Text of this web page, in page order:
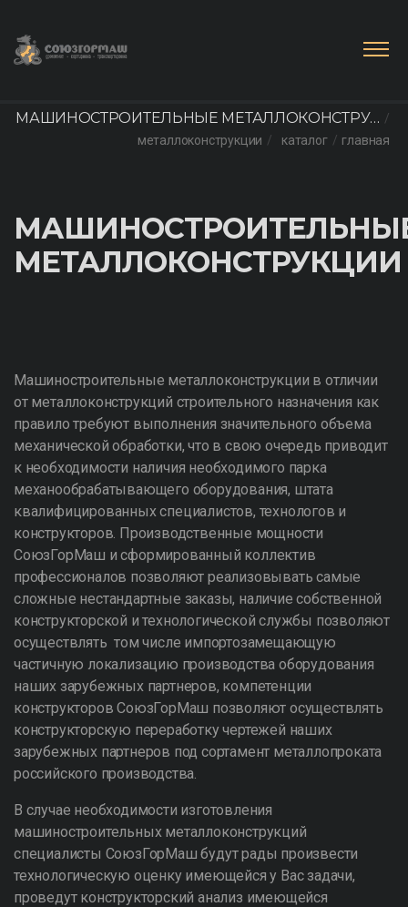
главная
каталог
металлоконструкции
МАШИНОСТРОИТЕЛЬНЫЕ МЕТАЛЛОКОНСТРУК
МЕТАЛЛОКОНСТРУКЦИИ
Машиностроительные металлоконструкции в отличии
от металлоконструкций строительного назначения как
правило требуют выполнения значительного объема
механической обработки, что в свою очередь приводит
к необходимости наличия необходимого парка
механообрабатывающего оборудования, штата
квалифицированных специалистов, технологов и
конструкторов. Производственные мощности
СоюзГорМаш и сформированный коллектив
профессионалов позволяют реализовывать самые
сложные нестандартные заказы, наличие собственной
конструкторской и технологической службы позволяют
осуществлять том числе импортозамещающую
частичную локализацию производства оборудования
наших зарубежных партнеров, компетенции
конструкторов СоюзГорМаш позволяют осуществлять
конструкторскую переработку чертежей наших
зарубежных партнеров под сортамент металлопроката
российского производства.
В случае необходимости изготовления
машиностроительных металлоконструкций
специалисты СоюзГорМаш будут рады произвести
технологическую оценку имеющейся у Вас задачи,
проведут конструкторский анализ имеющейся